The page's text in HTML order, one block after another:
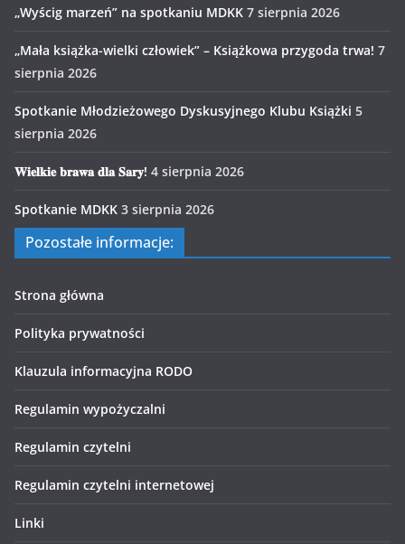
„Wyścig marzeń” na spotkaniu MDKK 7 sierpnia 2026
„Mała książka-wielki człowiek” – Książkowa przygoda trwa! 7
sierpnia 2026
Spotkanie Młodzieżowego Dyskusyjnego Klubu Książki 5
sierpnia 2026
𝐖𝐢𝐞𝐥𝐤𝐢𝐞 𝐛𝐫𝐚𝐰𝐚 𝐝𝐥𝐚 𝐒𝐚𝐫𝐲! 4 sierpnia 2026
Spotkanie MDKK 3 sierpnia 2026
Pozostałe informacje:
Strona główna
Polityka prywatności
Klauzula informacyjna RODO
Regulamin wypożyczalni
Regulamin czytelni
Regulamin czytelni internetowej
Linki